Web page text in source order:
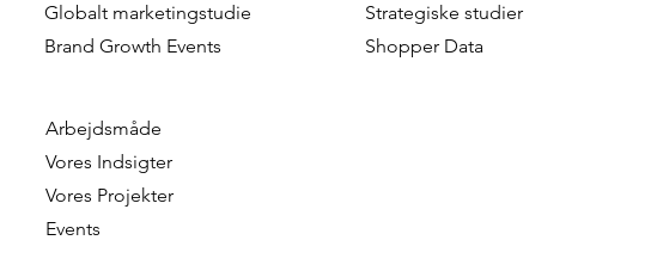
Globalt marketingstudie
Brand Growth Events​​
Arbejdsmåde
Vores Indsigter
Vores Projekter
Events
Strategiske studier
Shopper Data